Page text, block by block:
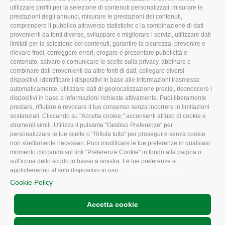
utilizzare profili per la selezione di contenuti personalizzati, misurare le
prestazioni degli annunci, misurare le prestazioni dei contenuti,
comprendere il pubblico attraverso statistiche o la combinazione di dati
provenienti da fonti diverse, sviluppare e migliorare i servizi, utilizzare dati
limitati per la selezione dei contenuti, garantire la sicurezza, prevenire e
rilevare frodi, correggere errori, erogare e presentare pubblicità e
contenuto, salvare e comunicare le scelte sulla privacy, abbinare e
combinare dati provenienti da altre fonti di dati, collegare diversi
dispositivi, identificare i dispositivi in base alle informazioni trasmesse
automaticamente, utilizzare dati di geolocalizzazione precisi, riconoscere i
dispositivi in base a informazioni richieste attivamente. Puoi liberamente
prestare, rifiutare o revocare il tuo consenso senza incorrere in limitazioni
sostanziali. Cliccando su "Accetta cookie," acconsenti all'uso di cookie e
strumenti simili. Utilizza il pulsante "Gestisci Preferenze" per
personalizzare le tue scelte o "Rifiuta tutto" per proseguire senza cookie
non strettamente necessari. Puoi modificare le tue preferenze in qualsiasi
momento cliccando sul link "Preferenze Cookie" in fondo alla pagina o
sull'icona dello scudo in basso a sinistra. Le tue preferenze si
applicheranno al solo dispositivo in uso.
Cookie Policy
Accetta cookie
I Nostri Servizi
Uffici della Sede
provinciale
Le Sedi di Zona
Agricoltori S.r.l.
Whistleblowing
Confagricoltura Rovigo e
Agricoltori srl
Ambiente
Associazione
CONFAGRICOLTURA
ATTIVA
Notizie in evidenza
Eventi
Comunicati Stampa
Video
Iscrizione Newsletter
Newsletter